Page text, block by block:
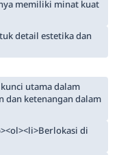
memiliki minat kuat
detail estetika dan
utama dalam
dan ketenangan dalam
di